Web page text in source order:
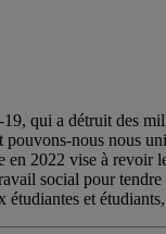
qui a détruit des
nous nous
2022 vise à
social pour
et